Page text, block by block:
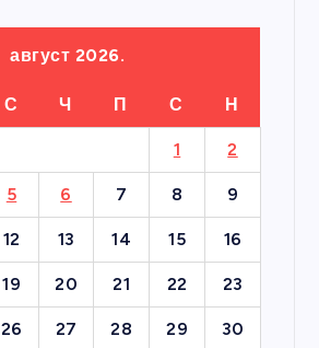
август 2026.
С Ч П С Н
1 2
5 6 7 8 9
12 13 14 15 16
19 20 21 22 23
26 27 28 29 30